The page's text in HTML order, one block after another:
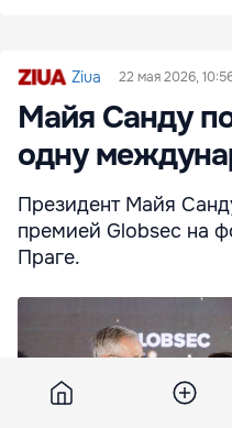
Ziua 22 мая 2026,
Майя Санду
одну
Президент Майя
премией Globsec на
Праге.